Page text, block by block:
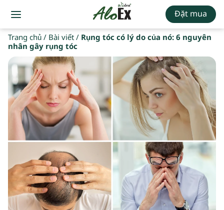
Đặt mua
Trang chủ/ Bài viết/ Rụng tóc có lý do của nó: 6 nguyên
nhân gây rụng tóc